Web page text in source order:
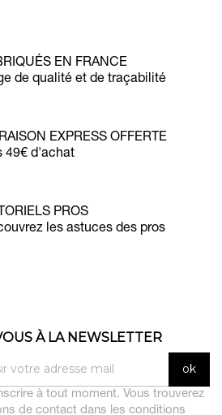
EN FRANCE
de qualité et de traçabilité
EXPRESS OFFERTE
49€ d'achat
PROS
les astuces des pros
À LA NEWSLETTER
à tout moment. Vous trouverez
de contact dans les conditions